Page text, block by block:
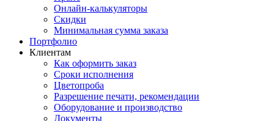
Онлайн-калькуляторы
Скидки
Минимальная сумма заказа
Портфолио
Клиентам
Как оформить заказ
Сроки исполнения
Цветопроба
Разрешение печати, рекомендации
Оборудование и производство
Документы